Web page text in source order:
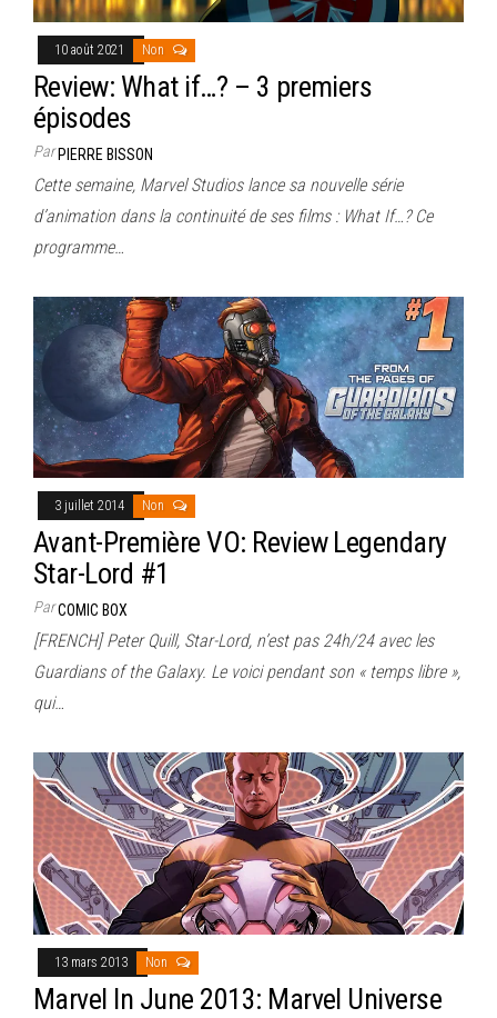
10 août 2021 Non
Review: What if…? – 3 premiers
épisodes
ParPIERRE BISSON
Cette semaine, Marvel Studios lance sa nouvelle série
d’animation dans la continuité de ses films : What If…? Ce
programme…
3 juillet 2014 Non
Avant-Première VO: Review Legendary
Star-Lord #1
ParCOMIC BOX
[FRENCH] Peter Quill, Star-Lord, n’est pas 24h/24 avec les
Guardians of the Galaxy. Le voici pendant son « temps libre »,
qui…
13 mars 2013 Non
Marvel In June 2013: Marvel Universe